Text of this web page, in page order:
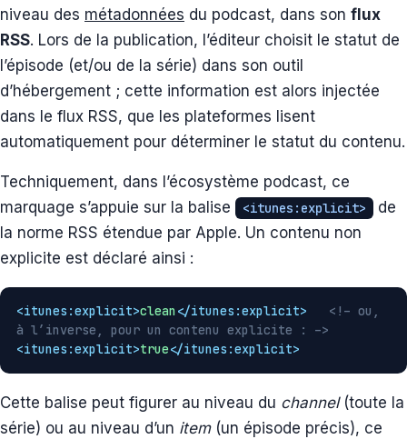
niveau des métadonnées du podcast, dans son flux
RSS. Lors de la publication, l’éditeur choisit le statut de
l’épisode (et/ou de la série) dans son outil
d’hébergement ; cette information est alors injectée
dans le flux RSS, que les plateformes lisent
automatiquement pour déterminer le statut du contenu.
Techniquement, dans l’écosystème podcast, ce
marquage s’appuie sur la balise
<itunes:explicit>
de
la norme RSS étendue par Apple. Un contenu non
explicite est déclaré ainsi :
<itunes:explicit>clean</itunes:explicit>
<!– ou,
à l’inverse, pour un contenu explicite : –>
<itunes:explicit>true</itunes:explicit>
Cette balise peut figurer au niveau du channel(toute la
série) ou au niveau d’un item(un épisode précis), ce